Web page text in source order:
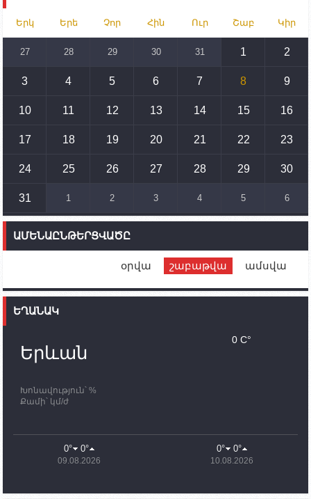
Իրանը կողմ է տարածաշրջանի համար շահավետ
տրանսպորտային հաղորդակցությունների
զարգացմանը, սակայն ոչ՝ միջազգային
սահմանների փոփոխությանը
15:10 02.10.2023
սպառնալիքները կասեցնելու համար. իսպանացի
պատգամավորը Գորիսում է
14:54 02.10.2023
տեղակայված հայկական դիրքերի անձնակազմի
համար սնունդ տեղափոխող մեքենայի
ունեն. կիպրոսցի խորհրդարանականը՝ Ալեն
Ֆրանսիայի ԱԳ նախարարը կայցելի Հայաստան
պատասխանատուներ կմնան ԼՂ-ում՝ մինչև
որոնողափրկարարական աշխատանքների
11:03
ՄԱԿ-ի առաքելությունը շատ, շատ, շատ օգտակար
Ադրբեջանի փոխվարչապետն այսօր կմեկնի
Ստեփանակերտ
10:07 02.10.2023
Երկ Երե Չոր Հին Ուր Շաբ Կիր
27 28 29 30 31 1 2
3 4 5 6 7 8 9
10 11 12 13 14 15 16
17 18 19 20 21 22 23
24 25 26 27 28 29 30
31 1 2 3 4 5 6
ԱՄԵՆԱԸՆԹԵՐՑՎԱԾԸ
օրվա շաբաթվա ամսվա
ԵՂԱՆԱԿ
Երևան
Խոնավություն՝ %
Քամի՝ կմ/ժ
0 C°
0° 0°
09.08.2026
0° 0°
10.08.2026